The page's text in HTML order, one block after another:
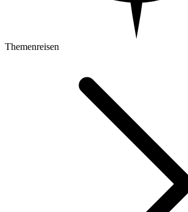
Themenreisen